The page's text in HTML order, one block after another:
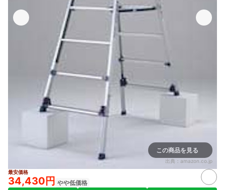
この商品を見る
出典： amazon.co.jp
最安価格
34,430円 やや低価格